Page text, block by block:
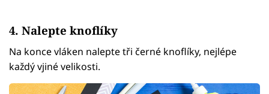
4. Nalepte knoflíky
Na konce vláken nalepte tři černé knoflíky, nejlépe
každý vjiné velikosti.